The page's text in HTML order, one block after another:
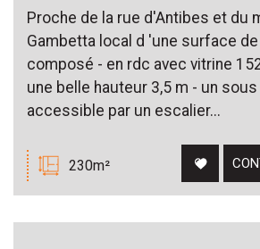
Proche de la rue d'Antibes et du
Gambetta local d 'une surface
composé - en rdc avec vitrine
une belle hauteur 3,5 m - un
accessible par un escalier...
230m²